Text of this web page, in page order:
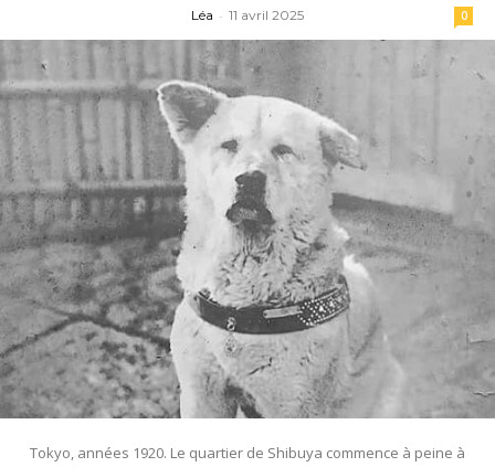
Léa - 11 avril 2025 0
Tokyo, années 1920. Le quartier de Shibuya commence à peine à